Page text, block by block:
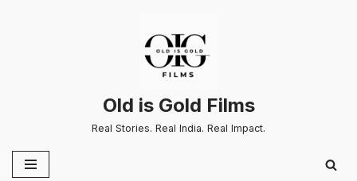
Old is Gold Films
Real Stories. Real India. Real Impact.